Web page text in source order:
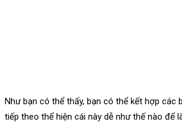
Như bạn có thể thấy, bạn có thể kết hợp
tiếp theo thể hiện cái này dễ như thế nào để